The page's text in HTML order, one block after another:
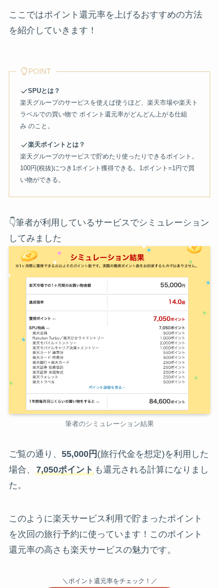
ここではポイント還元率を上げるおすすめの方法
を紹介していきます！
POINT
SPUとは？
楽天グループのサービスを使えば使うほど、楽天市場や楽天ト
ラベルでの買い物で ポイント還元率がどんどん上がる仕組
み のこと。
楽天ポイントとは？
楽天グループのサービスで貯めたり使ったりできるポイント。
100円(税抜)につき1ポイント獲得できる。1ポイント=1円で買
い物ができる。
👇筆者が利用しているサービスでシミュレーション
してみました
筆者のシミュレーション結果
ご覧の通り、 55,000円 (旅行代金を想定)を利用した
場合、
7,050ポイント も還元される計算になりまし
た。
このように楽天サービス利用で貯まったポイント
を次回の旅行予約に使っています！このポイント
還元率の高さも楽天サービスの魅力です。
＼ポイント還元率をチェック！／